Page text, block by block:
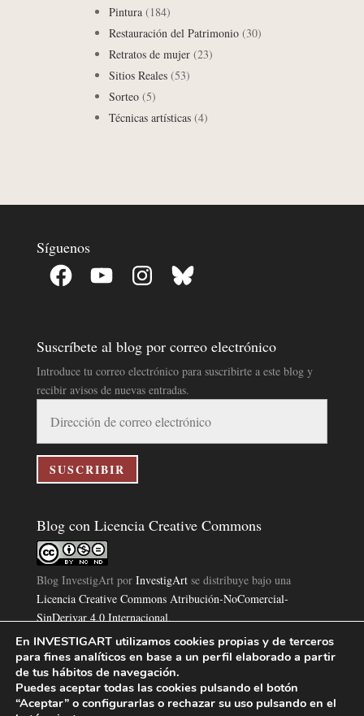
Pintura(184)
Restauración del Patrimonio(30)
Retratos de mujer(23)
Sitios Reales(53)
Sorteo(5)
Técnicas artísticas(4)
Síguenos
Facebook YouTube InstagramBluesky
Suscríbete al blog por correo electrónico
Introduce tu correo electrónico para suscribirte a este blog y
recibir avisos de nuevas entradas.
correo
electrónico
SUSCRIBIR
Blog con Licencia Creative Commons
Blog InvestigArtpor InvestigArtse distribuye bajo una
Licencia Creative Commons Atribución-NoComercial-
SinDerivar 4.0 Internacional.
Basada en una obra en
https://www.investigart.com/blog/
En INVESTIGART utilizamos cookies propias y de terceros
para fines analíticos en base a un perfil elaborado a partir
de tus hábitos de navegación.
Puedes aceptar todas las cookies pulsando el botón
“Aceptar” o configurarlas o rechazar su uso pulsando en el